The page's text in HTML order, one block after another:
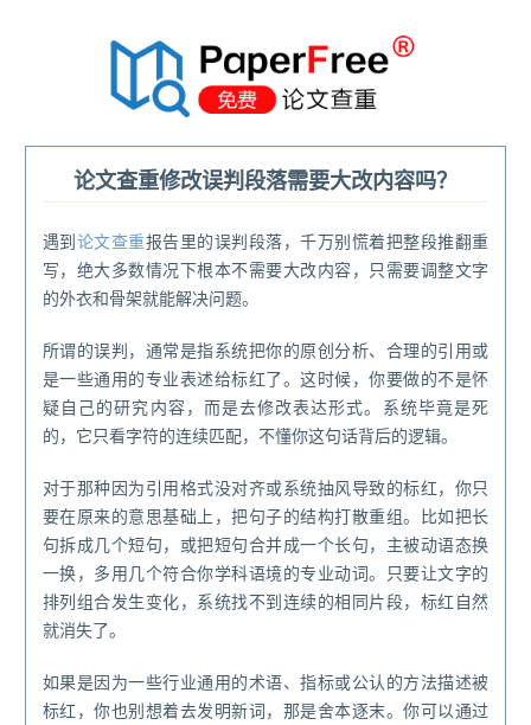
论文查重修改误判段落需要大改内容吗？
遇到论文查重报告里的误判段落，千万别慌着把整段推翻重
写，绝大多数情况下根本不需要大改内容，只需要调整文字
的外衣和骨架就能解决问题。
所谓的误判，通常是指系统把你的原创分析、合理的引用或
是一些通用的专业表述给标红了。这时候，你要做的不是怀
疑自己的研究内容，而是去修改表达形式。系统毕竟是死
的，它只看字符的连续匹配，不懂你这句话背后的逻辑。
对于那种因为引用格式没对齐或系统抽风导致的标红，你只
要在原来的意思基础上，把句子的结构打散重组。比如把长
句拆成几个短句，或把短句合并成一个长句，主被动语态换
一换，多用几个符合你学科语境的专业动词。只要让文字的
排列组合发生变化，系统找不到连续的相同片段，标红自然
就消失了。
如果是因为一些行业通用的术语、指标或公认的方法描述被
标红，你也别想着去发明新词，那是舍本逐末。你可以通过